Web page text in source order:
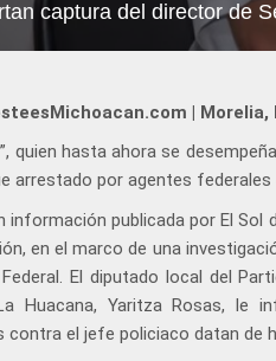
captura del director de
| Morelia,
quien hasta ahora se
arrestado por agentes
información publicada por El Sol
en el marco de una
El diputado local del
Huacana, Yaritza Rosas, le
contra el jefe policiaco datan de